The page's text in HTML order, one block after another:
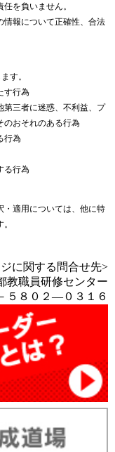
を負いません。
情報について正確性、合法
す。
す行為
第三者に迷惑、不利益、プ
のおそれのある行為
行為
る行為
・適用については、他に特
に関する問合せ先>
教職員研修センター
５８０２―０３１６